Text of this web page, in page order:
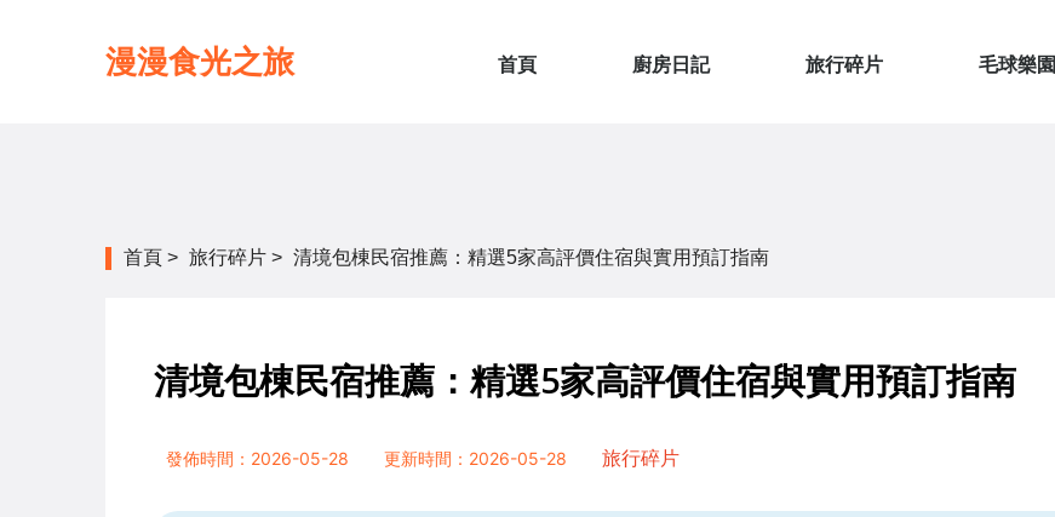
漫漫食光之旅 首頁 廚房日記 旅行碎片 毛球樂園
首頁 > 旅行碎片 > 清境包棟民宿推薦：精選5家高評價住宿與實用預訂指南
清境包棟民宿推薦：精選5家高評價住宿與實用預訂指南
發佈時間：2026-05-28 更新時間：2026-05-28 旅行碎片